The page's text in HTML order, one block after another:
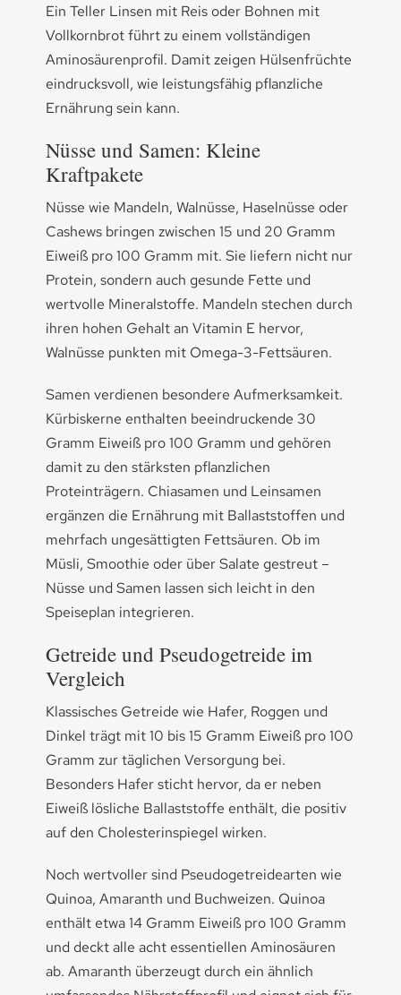
Ein Teller Linsen mit Reis oder Bohnen mit
Vollkornbrot führt zu einem vollständigen
Aminosäurenprofil. Damit zeigen Hülsenfrüchte
eindrucksvoll, wie leistungsfähig pflanzliche
Ernährung sein kann.
Nüsse und Samen: Kleine
Kraftpakete
Nüsse wie Mandeln, Walnüsse, Haselnüsse oder
Cashews bringen zwischen 15 und 20 Gramm
Eiweiß pro 100 Gramm mit. Sie liefern nicht nur
Protein, sondern auch gesunde Fette und
wertvolle Mineralstoffe. Mandeln stechen durch
ihren hohen Gehalt an Vitamin E hervor,
Walnüsse punkten mit Omega-3-Fettsäuren.
Samen verdienen besondere Aufmerksamkeit.
Kürbiskerne enthalten beeindruckende 30
Gramm Eiweiß pro 100 Gramm und gehören
damit zu den stärksten pflanzlichen
Proteinträgern. Chiasamen und Leinsamen
ergänzen die Ernährung mit Ballaststoffen und
mehrfach ungesättigten Fettsäuren. Ob im
Müsli, Smoothie oder über Salate gestreut –
Nüsse und Samen lassen sich leicht in den
Speiseplan integrieren.
Getreide und Pseudogetreide im
Vergleich
Klassisches Getreide wie Hafer, Roggen und
Dinkel trägt mit 10 bis 15 Gramm Eiweiß pro 100
Gramm zur täglichen Versorgung bei.
Besonders Hafer sticht hervor, da er neben
Eiweiß lösliche Ballaststoffe enthält, die positiv
auf den Cholesterinspiegel wirken.
Noch wertvoller sind Pseudogetreidearten wie
Quinoa, Amaranth und Buchweizen. Quinoa
enthält etwa 14 Gramm Eiweiß pro 100 Gramm
und deckt alle acht essentiellen Aminosäuren
ab. Amaranth überzeugt durch ein ähnlich